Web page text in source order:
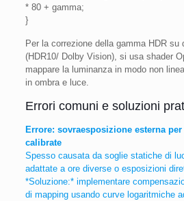
* 80 + gamma;
}
Per la correzione della gamma HDR su
(HDR10/ Dolby Vision), si usa shader
mappare la luminanza in modo non
in ombra e luce.
Errori comuni e soluzioni
Errore: sovraesposizione esterna
calibrate
Spesso causata da soglie statiche di
adattate a ore diverse o esposizioni
*Soluzione:* implementare
di mapping usando curve logaritmiche